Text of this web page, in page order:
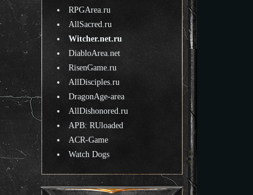
RPGArea.ru
AllSacred.ru
Witcher.net.ru
DiabloArea.net
RisenGame.ru
AllDisciples.ru
DragonAge-area
AllDishonored.ru
APB: RUloaded
ACR-Game
Watch Dogs